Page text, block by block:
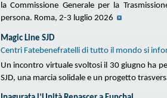
la Commissione Generale per la
persona. Roma, 2-3 luglio 2026
Magic Line SJD
Centri Fatebenefratelli di tutto il mondo si
Un incontro virtuale svoltosi il 30 giugno ha
SJD, una marcia solidale e un progetto